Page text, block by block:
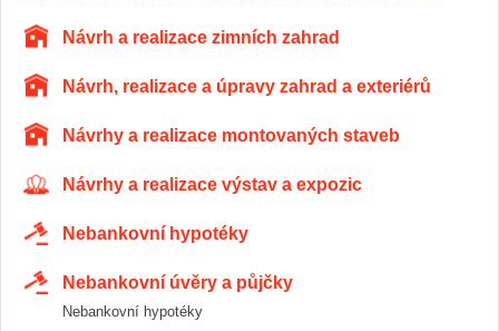
Návrh a realizace zimních zahrad
Návrh, realizace a úpravy zahrad a exteriérů
Návrhy a realizace montovaných staveb
Návrhy a realizace výstav a expozic
Nebankovní hypotéky
Nebankovní úvěry a půjčky
Nebankovní hypotéky